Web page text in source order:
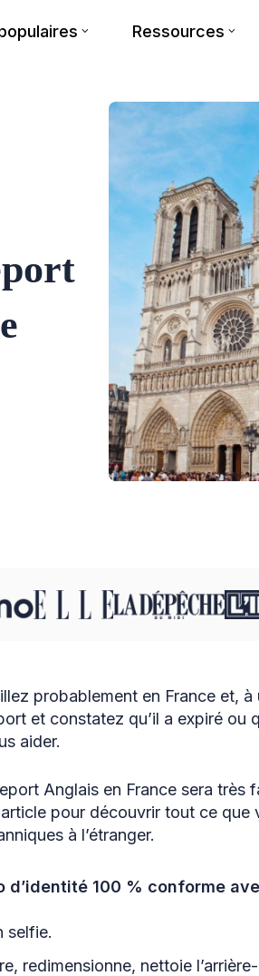
Ressources
probablement en France et,
et constatez qu’il a expiré ou
aider.
Anglais en France sera très
pour découvrir tout ce que
à l’étranger.
d’identité 100 % conforme
selfie.
redimensionne, nettoie